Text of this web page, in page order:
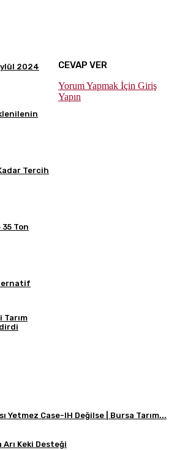
2024
Tercih
Ton
Tarım
CEVAP VER
Yorum Yapmak İçin Giriş
Yapın
Yetmez Case-IH Değilse | Bursa Tarım...
Arı Keki Desteği